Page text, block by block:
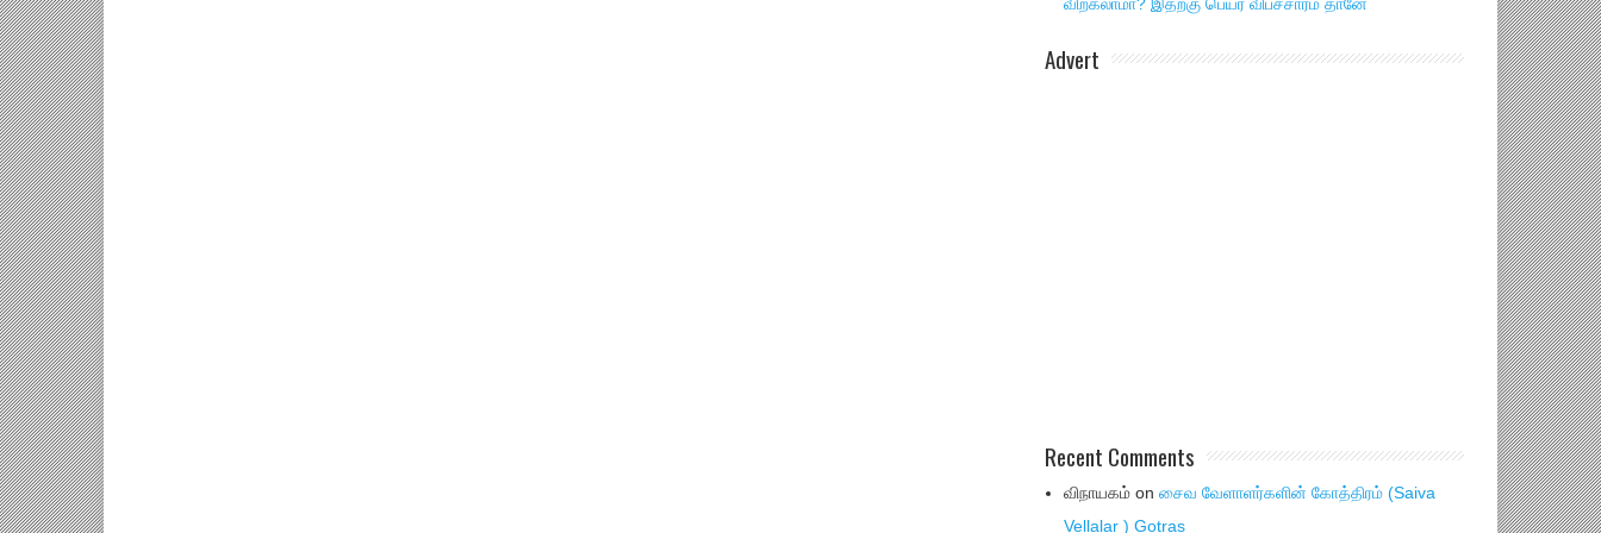
Advert
Recent Comments
விநாயகம் on சைவ வேளாளர்களின் கோத்திரம் (Saiva
Vellalar ) Gotras